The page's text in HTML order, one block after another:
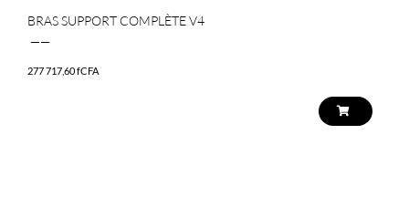
BRAS SUPPORT COMPLÈTE V4
——
277 717,60fCFA